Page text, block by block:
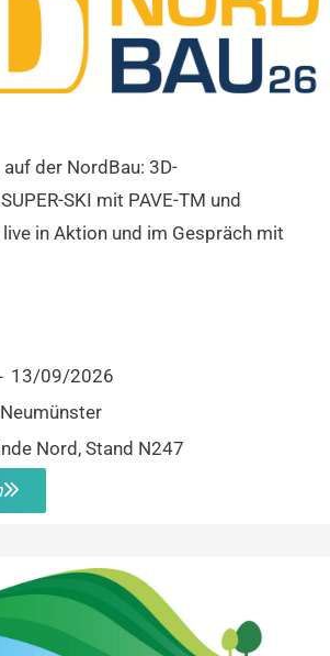
der NordBau: 3D-
SKI mit PAVE-TM und
in Aktion und im Gespräch mit
13/09/2026
Nord, Stand N247